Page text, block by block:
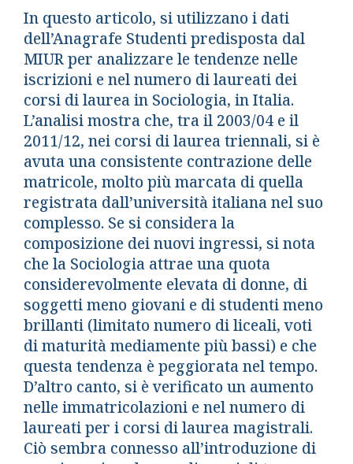
In questo articolo, si utilizzano i dati
dell’Anagrafe Studenti predisposta dal
MIUR per analizzare le tendenze nelle
iscrizioni e nel numero di laureati dei
corsi di laurea in Sociologia, in Italia.
L’analisi mostra che, tra il 2003/04 e il
2011/12, nei corsi di laurea triennali, si è
avuta una consistente contrazione delle
matricole, molto più marcata di quella
registrata dall’università italiana nel suo
complesso. Se si considera la
composizione dei nuovi ingressi, si nota
che la Sociologia attrae una quota
considerevolmente elevata di donne, di
soggetti meno giovani e di studenti meno
brillanti (limitato numero di liceali, voti
di maturità mediamente più bassi) e che
questa tendenza è peggiorata nel tempo.
D’altro canto, si è verificato un aumento
nelle immatricolazioni e nel numero di
laureati per i corsi di laurea magistrali.
Ciò sembra connesso all’introduzione di